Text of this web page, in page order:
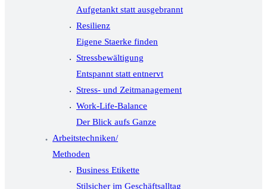
Aufgetankt statt ausgebrannt
Resilienz
Eigene Staerke finden
Stressbewältigung
Entspannt statt entnervt
Stress- und Zeitmanagement
Work-Life-Balance
Der Blick aufs Ganze
Arbeitstechniken/
Methoden
Business Etikette
Stilsicher im Geschäftsalltag